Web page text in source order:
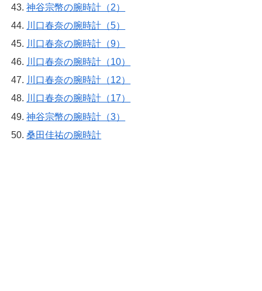
神谷宗幣の腕時計（2）
川口春奈の腕時計（5）
川口春奈の腕時計（9）
川口春奈の腕時計（10）
川口春奈の腕時計（12）
川口春奈の腕時計（17）
神谷宗幣の腕時計（3）
桑田佳祐の腕時計